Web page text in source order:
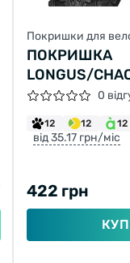
Покришки для
ПОКРИШКА
LONGUS/
H-5150 (50-
0
12 12 12
від 35.17 грн/міс
422 грн